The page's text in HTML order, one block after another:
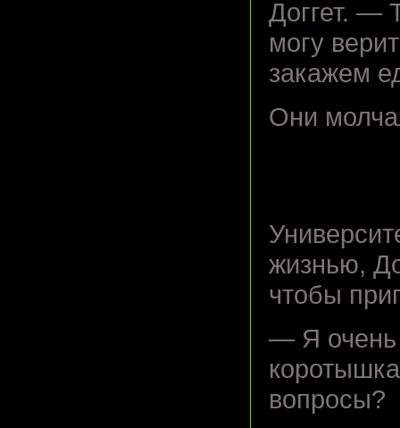
Доггет. —
могу
закажем
Они
жизнью,
чтобы
— Я очень
вопросы?